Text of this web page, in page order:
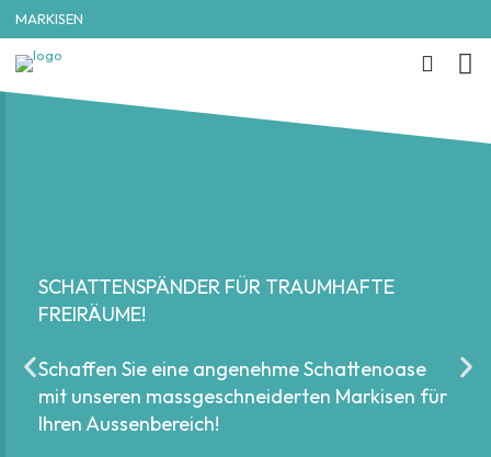
MARKISEN
SCHATTENSPÄNDER FÜR TRAUMHAFTE
FREIRÄUME!​
Schaffen Sie eine angenehme Schattenoase
mit unseren massgeschneiderten Markisen für
Ihren Aussenbereich!​